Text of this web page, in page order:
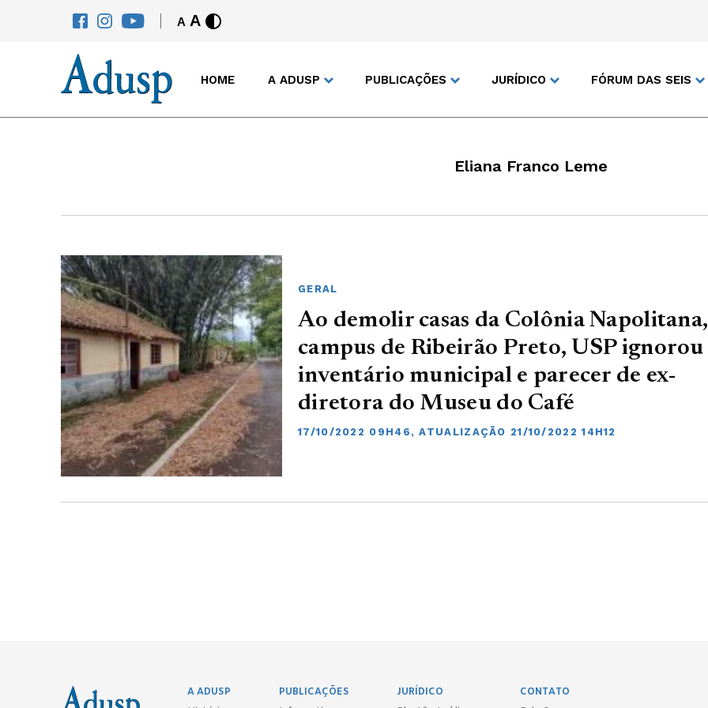
A A
HOME A ADUSP PUBLICAÇÕES JURÍDICO FÓRUM DAS SEIS
Eliana Franco Leme
GERAL
Ao demolir casas da Colônia
campus de Ribeirão Preto, USP ignorou
inventário municipal e parecer de ex-
diretora do Museu do Café
17/10/2022 09H46, ATUALIZAÇÃO 21/10/2022 14H12
A ADUSP
PUBLICAÇÕES
JURÍDICO
CONTATO